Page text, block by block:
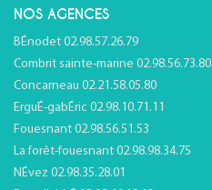
NOS AGENCES
BÉnodet 02.98.57.26.79
Combrit sainte-marine 02.98.56.73.80
Concarneau 02.21.58.05.80
ErguÉ-gabÉric 02.98.10.71.11
Fouesnant 02.98.56.51.53
La forêt-fouesnant 02.98.98.34.75
NÉvez 02.98.35.28.01